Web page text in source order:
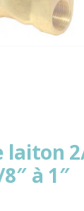
laiton
à 1″